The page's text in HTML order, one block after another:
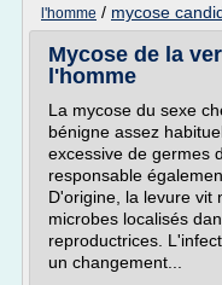
l'homme / mycose
Mycose de la
l'homme
La mycose du sexe
bénigne assez
excessive de germes
responsable
D'origine, la levure vit
microbes localisés
reproductrices.
un changement...